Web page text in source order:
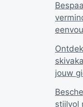
jouw
stijlvol